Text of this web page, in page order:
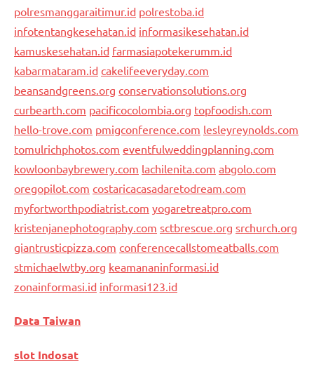
polresmanggaraitimur.id polrestoba.id
infotentangkesehatan.id informasikesehatan.id
kamuskesehatan.id farmasiapotekerumm.id
kabarmataram.id cakelifeeveryday.com
beansandgreens.org conservationsolutions.org
curbearth.com pacificocolombia.org topfoodish.com
hello-trove.com pmigconference.com lesleyreynolds.com
tomulrichphotos.com eventfulweddingplanning.com
kowloonbaybrewery.com lachilenita.com abgolo.com
oregopilot.com costaricacasadaretodream.com
myfortworthpodiatrist.com yogaretreatpro.com
kristenjanephotography.com sctbrescue.org srchurch.org
giantrusticpizza.com conferencecallstomeatballs.com
stmichaelwtby.org keamananinformasi.id
zonainformasi.id informasi123.id
Data Taiwan
slot Indosat